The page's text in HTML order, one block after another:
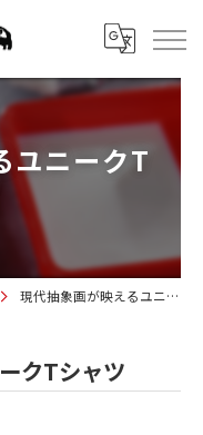
ユニークT
現代抽象画が映えるユニークTシャツ
クTシャツ